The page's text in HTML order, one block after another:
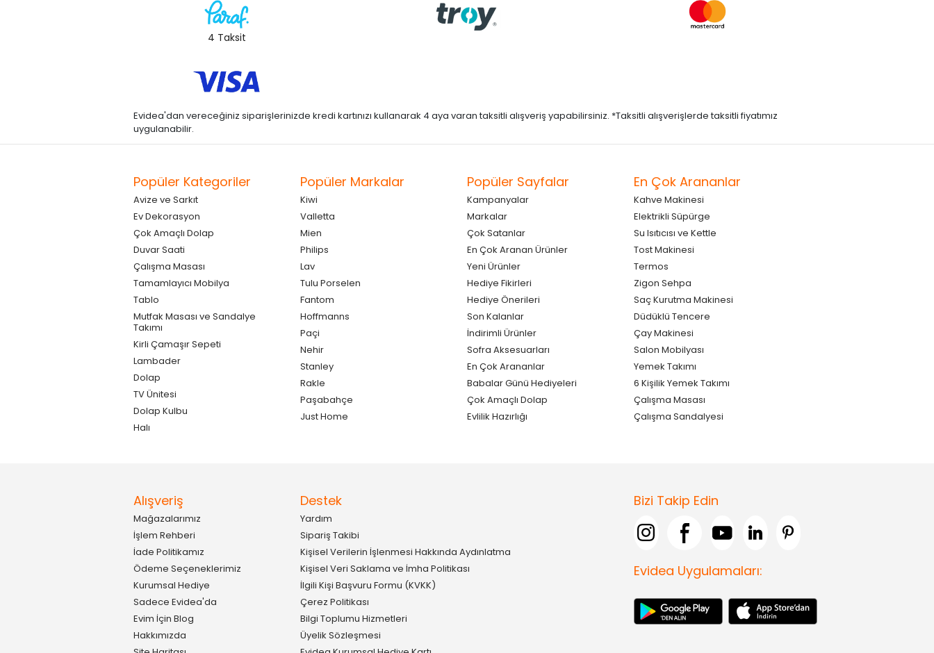
4 Taksit
Evidea'dan vereceğiniz siparişlerinizde kredi kartınızı kullanarak 4 aya varan taksitli alışveriş yapabilirsiniz. *Taksitli alışverişlerde taksitli fiyatımız
uygulanabilir.
Popüler Kategoriler
Avize ve Sarkıt
Ev Dekorasyon
Çok Amaçlı Dolap
Duvar Saati
Çalışma Masası
Tamamlayıcı Mobilya
Tablo
Mutfak Masası ve Sandalye
Takımı
Kirli Çamaşır Sepeti
Lambader
Dolap
TV Ünitesi
Dolap Kulbu
Halı
Popüler Markalar
Kiwi
Valletta
Mien
Philips
Lav
Tulu Porselen
Fantom
Hoffmanns
Paçi
Nehir
Stanley
Rakle
Paşabahçe
Just Home
Popüler Sayfalar
Kampanyalar
Markalar
Çok Satanlar
En Çok Aranan Ürünler
Yeni Ürünler
Hediye Fikirleri
Hediye Önerileri
Son Kalanlar
İndirimli Ürünler
Sofra Aksesuarları
En Çok Arananlar
Babalar Günü Hediyeleri
Çok Amaçlı Dolap
Evlilik Hazırlığı
En Çok Arananlar
Kahve Makinesi
Elektrikli Süpürge
Su Isıtıcısı ve Kettle
Tost Makinesi
Termos
Zigon Sehpa
Saç Kurutma Makinesi
Düdüklü Tencere
Çay Makinesi
Salon Mobilyası
Yemek Takımı
6 Kişilik Yemek Takımı
Çalışma Masası
Çalışma Sandalyesi
Alışveriş
Mağazalarımız
İşlem Rehberi
İade Politikamız
Ödeme Seçeneklerimiz
Kurumsal Hediye
Sadece Evidea'da
Evim İçin Blog
Hakkımızda
Destek
Yardım
Sipariş Takibi
Kişisel Verilerin İşlenmesi Hakkında Aydınlatma
Kişisel Veri Saklama ve İmha Politikası
İlgili Kişi Başvuru Formu (KVKK)
Çerez Politikası
Bilgi Toplumu Hizmetleri
Üyelik Sözleşmesi
Bizi Takip Edin
Evidea Uygulamaları: